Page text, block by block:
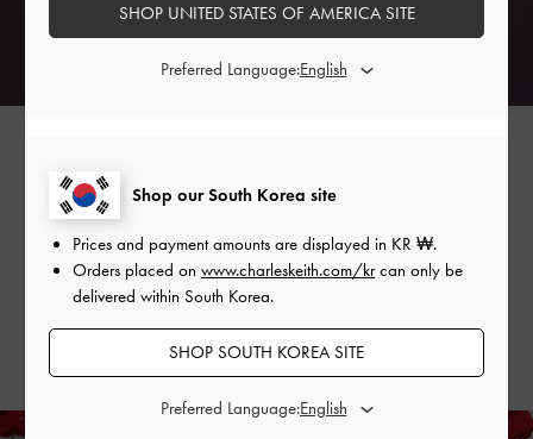
활동적인 당신을 위해, 튼튼한 앵클 스트랩은 안정감
을 제공해줍니다. 또한 룩을 깔끔하게 정돈해주고,
틸레토 힐의 다리 라인을 더욱 길어 보이게 하는 효과
를 극대화 시켜 줍니다.
Shop our South Korea site
Prices and payment amounts are displayed in KR ₩.
Orders placed on www.charleskeith.com/krcan only be
delivered within South Korea.
SHOP SOUTH KOREA SITE
Preferred Language:
SHOP UNITED STATES OF AMERICA SITE
Preferred Language: